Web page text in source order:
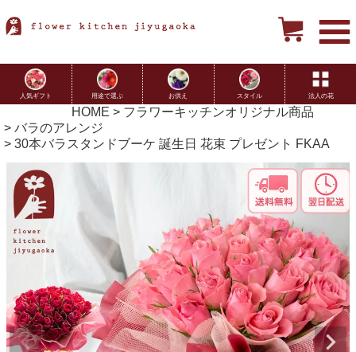
人気ギフト 用途で選ぶ お供え スタイル 法人の花
HOME
フラワーキッチンオリジナル商品
バラのアレンジ
30本バラスタンドブーケ 誕生日 花束 プレゼント FKAA